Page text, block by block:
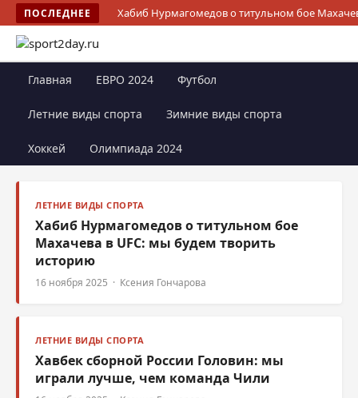
ПОСЛЕДНЕЕ Хабиб Нурмагомедов о титульном бое
Главная ЕВРО 2024 Футбол
Летние виды спорта Зимние виды спорта
Хоккей Олимпиада 2024
ЛЕТНИЕ ВИДЫ СПОРТА
Хабиб Нурмагомедов о титульном бое
Махачева в UFC: мы будем творить
историю
16 ноября 2025 · Ксения Гончарова
ЛЕТНИЕ ВИДЫ СПОРТА
Хавбек сборной России Головин: мы
играли лучше, чем команда Чили